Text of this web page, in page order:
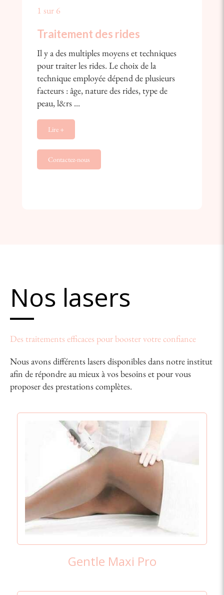
1 sur 6
Traitement des rides
Il y a des multiples moyens et techniques
pour traiter les rides. Le choix de la
technique employée dépend de plusieurs
facteurs : âge, nature des rides, type de
peau, l&rs ...
Lire +
Contactez-nous
Nos lasers
Des traitements efficaces pour booster votre confiance
Nous avons différents lasers disponibles dans notre institut
afin de répondre au mieux à vos besoins et pour vous
proposer des prestations complètes.
Gentle Maxi Pro